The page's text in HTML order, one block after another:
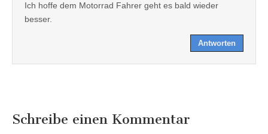
Ich hoffe dem Motorrad Fahrer geht es bald wieder
besser.
Antworten
Schreibe einen Kommentar